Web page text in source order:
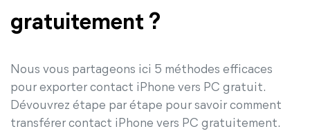
gratuitement ?
Nous vous partageons ici 5 méthodes efficaces
pour exporter contact iPhone vers PC gratuit.
Dévouvrez étape par étape pour savoir comment
transférer contact iPhone vers PC gratuitement.